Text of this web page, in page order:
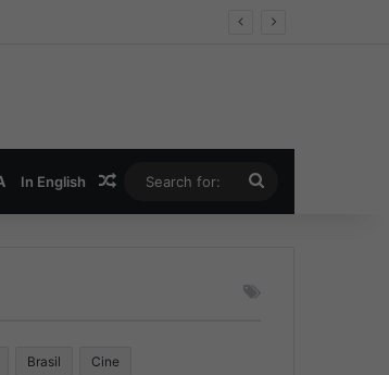
In English Random Article
for:
Brasil Cine